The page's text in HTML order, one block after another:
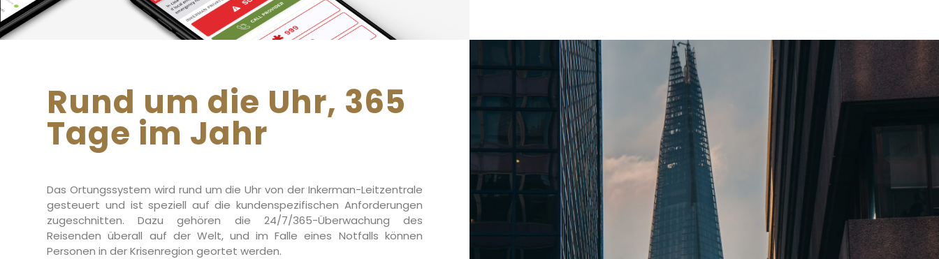
Rund um die Uhr, 365
Tage im Jahr
Das Ortungssystem wird rund um die Uhr von der Inkerman-Leitzentrale
gesteuert und ist speziell auf die kundenspezifischen Anforderungen
zugeschnitten. Dazu gehören die 24/7/365-Überwachung des
Reisenden überall auf der Welt, und im Falle eines Notfalls können
Personen in der Krisenregion geortet werden.